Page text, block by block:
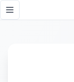
Toggle navigation
Página no